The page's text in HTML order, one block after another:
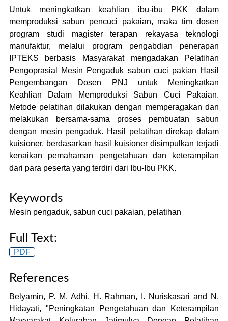
Untuk meningkatkan keahlian ibu-ibu PKK dalam
memproduksi sabun pencuci pakaian, maka tim dosen
program studi magister terapan rekayasa teknologi
manufaktur, melalui program pengabdian penerapan
IPTEKS berbasis Masyarakat mengadakan Pelatihan
Pengoprasial Mesin Pengaduk sabun cuci pakian Hasil
Pengembangan Dosen PNJ untuk Meningkatkan
Keahlian Dalam Memproduksi Sabun Cuci Pakaian.
Metode pelatihan dilakukan dengan memperagakan dan
melakukan bersama-sama proses pembuatan sabun
dengan mesin pengaduk. Hasil pelatihan direkap dalam
kuisioner, berdasarkan hasil kuisioner disimpulkan terjadi
kenaikan pemahaman pengetahuan dan keterampilan
dari para peserta yang terdiri dari Ibu-Ibu PKK.
Keywords
Mesin pengaduk, sabun cuci pakaian, pelatihan
Full Text:
PDF
References
Belyamin, P. M. Adhi, H. Rahman, I. Nuriskasari and N.
Hidayati, "Peningkatan Pengetahuan dan Keterampilan